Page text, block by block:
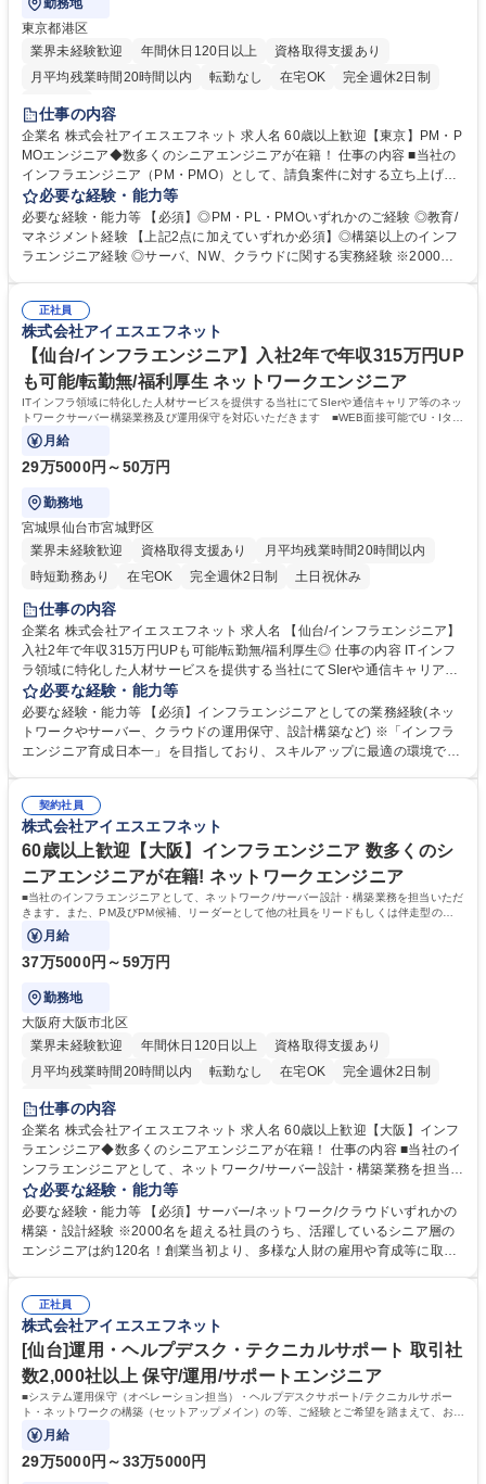
勤務地
東京都港区
業界未経験歓迎
年間休日120日以上
資格取得支援あり
月平均残業時間20時間以内
転勤なし 在宅OK
完全週休2日制
服装自由
仕事の内容
企業名 株式会社アイエスエフネット 求人名 60歳以上歓迎【東京】PM・P
MOエンジニア◆数多くのシニアエンジニアが在籍！ 仕事の内容 ■当社の
インフラエンジニア（PM・PMO）として、請負案件に対する立ち上げリ
ーダー業務、現地障害対応チームに対するマネジメント業務、ネットワー
ク・サーバ観点の導入/構築業務などをお任せします。 【具体的には】プ
ロダクト「クラウド（AWS）、ネットワーク（Cisco）、サーバ（OS:仮
想）、サーバ（OS:Linux）、サーバ（OS:Win）」に対するマネジメント
イン案件例】◎某金融機関向けのNW運用設計業務 ◎システム更改に伴う
AWSマイグレーション（導入/設計）など 募集職種 60歳以上歓迎【東京】
PM・PMOエンジニア◆数多くのシニアエンジニアが在籍！
必要な経験・能力等
必要な経験・能力等 【必須】◎PM・PL・PMOいずれかのご経験 ◎教育/
マネジメント経験 【上記2点に加えていずれか必須】◎構築以上のインフ
ラエンジニア経験 ◎サーバ、NW、クラウドに関する実務経験 ※2000名
境】社員が長く働ける環境づくりを心掛けております！ ■全社残業時間平
均7.8時間！有給取得率88％ ■テレワーク率全社平均55.7%（現在60%を
目指しています） 学歴・資格 学歴：大学院 大学 高専 短大 専修学校 高校
語学力： 資格：
正社員
株式会社アイエスエフネット
【仙台/インフラエンジニア】入社2年で年収315万円UP
も可能/転勤無/福利厚生 ネットワークエンジニア
ITインフラ領域に特化した人材サービスを提供する当社にてSIerや通信キャリア等のネッ
トワークサーバー構築業務及び運用保守を対応いただきます ■WEB面接可能でU・Iター
ンも大歓迎！(入社時の転居費用補助あり)
月給
29万5000円～50万円
勤務地
宮城県仙台市宮城野区
業界未経験歓迎
資格取得支援あり
月平均残業時間20時間以内
時短勤務あり
在宅OK 完全週休2日制 土日祝休み
仕事の内容
企業名 株式会社アイエスエフネット 求人名 【仙台/インフラエンジニア】
入社2年で年収315万円UPも可能/転勤無/福利厚生◎ 仕事の内容 ITインフ
ラ領域に特化した人材サービスを提供する当社にてSIerや通信キャリア等
のネットワークサーバー構築業務及び運用保守を対応いただきます ■WEB
面接可能でU・Iターンも大歓迎！(入社時の転居費用補助あり) 【当社の案
件例】■官公庁・自治体向けシステム運用保守 ■官公庁・自治体向けサー
バー構築運用 ■教育機関向けシステム構築運用保守 他案件多数有り 【入
育成に強味を持つ当社にて、上流工程案件等様々な案件に携わることで、
自社内外通じてエンジニアとして成長が見込めます 募集職種 【仙台/イン
フラエンジニア】入社2年で年収315万円UPも可能/転勤無/福利厚生◎
必要な経験・能力等
必要な経験・能力等 【必須】インフラエンジニアとしての業務経験(ネッ
トワークやサーバー、クラウドの運用保守、設計構築など) ※「インフラ
エンジニア育成日本一」を目指しており、スキルアップに最適の環境です
の働く環境を整えるために外部監査にもモニタリングを依頼しておりま
す！ ■「この人と一緒に働きたいという人だけがいる会社」にするため、
人柄や人間性を重視した採用を行っております！ 学歴・資格 学歴：大学
院 大学 高専 短大 専修学校 高校 語学力： 資格：第一種運転免許普通自動
契約社員
株式会社アイエスエフネット
60歳以上歓迎【大阪】インフラエンジニア 数多くのシ
ニアエンジニアが在籍! ネットワークエンジニア
■当社のインフラエンジニアとして、ネットワーク/サーバー設計・構築業務を担当いただ
きます。また、PM及びPM候補、リーダーとして他の社員をリードもしくは伴走型の育
成もお任せする想定です。
月給
37万5000円～59万円
勤務地
大阪府大阪市北区
業界未経験歓迎
年間休日120日以上
資格取得支援あり
月平均残業時間20時間以内
転勤なし 在宅OK
完全週休2日制
服装自由
仕事の内容
企業名 株式会社アイエスエフネット 求人名 60歳以上歓迎【大阪】インフ
ラエンジニア◆数多くのシニアエンジニアが在籍！ 仕事の内容 ■当社のイ
ンフラエンジニアとして、ネットワーク/サーバー設計・構築業務を担当い
ただきます。また、PM及びPM候補、リーダーとして他の社員をリードも
しくは伴走型の育成もお任せする想定です。 ■次世代メンバーとチームを
組み、豊富な知識や技術を次世代へ繋げることができます。 募集職種 60
歳以上歓迎【大阪】インフラエンジニア◆数多くのシニアエンジニアが在
必要な経験・能力等
必要な経験・能力等 【必須】サーバー/ネットワーク/クラウドいずれかの
構築・設計経験 ※2000名を超える社員のうち、活躍しているシニア層の
エンジニアは約120名！創業当初より、多様な人財の雇用や育成等に取り
きたい方 ◎同社の企業理念と会社の方向性を理解し、共感していただける
方 【職場環境】社員が長く働ける環境づくりを心掛けております！ ■全社
残業時間平均7.8時間！有給取得率88％ ■テレワーク率全社平均55.7%
（現在60%を目指しています） 学歴・資格 学歴：大学院 大学 高専 短大
専修学校 高校 語学力： 資格：
正社員
株式会社アイエスエフネット
[仙台]運用・ヘルプデスク・テクニカルサポート 取引社
数2,000社以上 保守/運用/サポートエンジニア
■システム運用保守（オペレーション担当）・ヘルプデスクサポート/テクニカルサポー
ト・ネットワークの構築（セットアップメイン）の等、ご経験とご希望を踏まえて、お任
せいたします。■入社後は、一人で業務を
月給
29万5000円～33万5000円